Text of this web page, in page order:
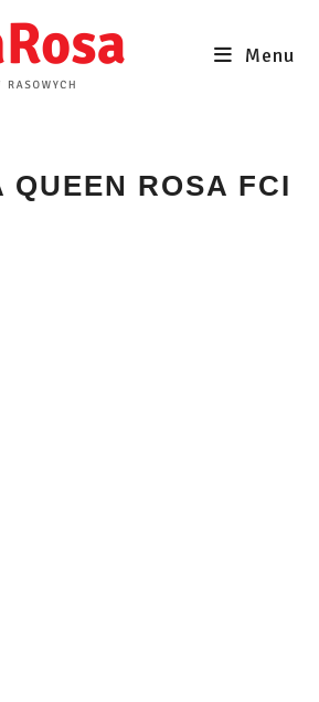
Menu
QUEEN ROSA FCI